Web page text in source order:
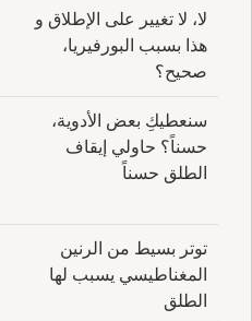
لا، لا تغيير على الإطلاق و
هذا بسبب البورفيريا،
صحيح؟
سنعطيكِ بعض الأدوية،
حسناً؟ حاولي إيقاف
الطلق حسناً
توتر بسيط من الرنين
المغناطيسي يسبب لها
الطلق